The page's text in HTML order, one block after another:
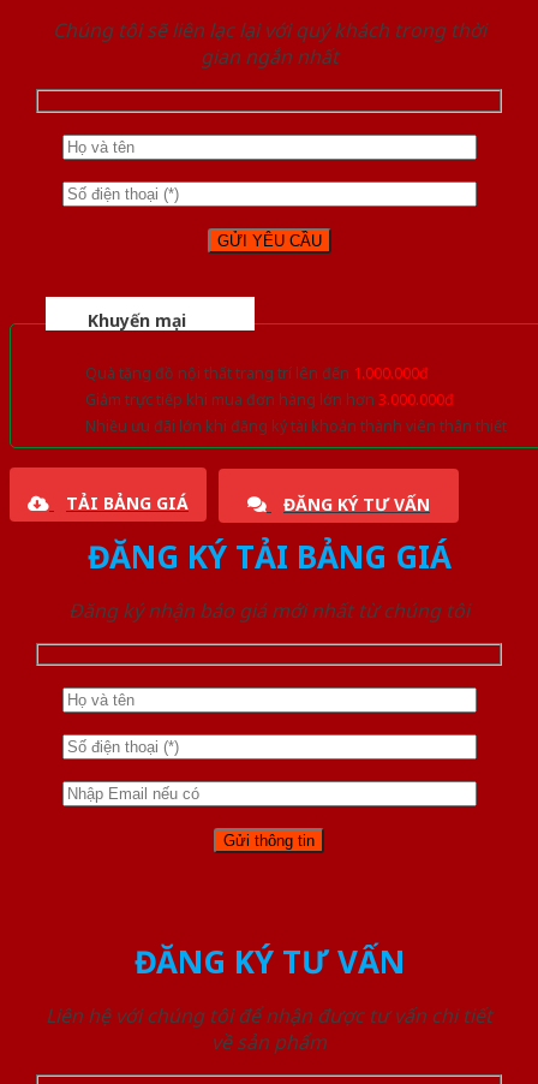
Chúng tôi sẽ liên lạc lại với quý khách trong thời
gian ngắn nhất
Khuyến mại
Quà tặng đồ nội thất trang trí lên đến 1.000.000đ
Giảm trực tiếp khi mua đơn hàng lớn hơn 3.000.000đ
Nhiều ưu đãi lớn khi đăng ký tài khoản thành viên thân thiết
TẢI BẢNG GIÁ ĐĂNG KÝ TƯ VẤN
ĐĂNG KÝ TẢI BẢNG GIÁ
Đăng ký nhận báo giá mới nhất từ chúng tôi
ĐĂNG KÝ TƯ VẤN
Liên hệ với chúng tôi để nhận được tư vấn chi tiết
về sản phẩm